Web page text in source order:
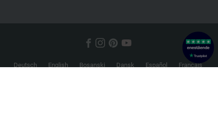
Deutsch English Bosanski Dansk Español
Français